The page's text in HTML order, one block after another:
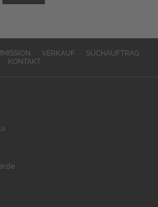
VERKAUF
SUCHAUFTRAG
KONTAKT